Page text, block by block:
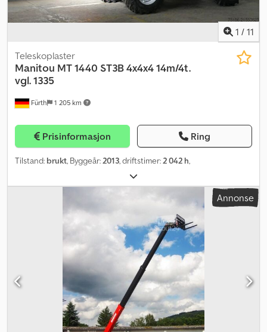
1 / 11
Fürth 1 205 km
Teleskoplaster
Manitou MT 1440 ST3B 4x4x4 14m/4t.
vgl. 1335
Prisinformasjon Ring
Tilstand: brukt, Byggeår:2013, driftstimer:2 042 h,
Annonse